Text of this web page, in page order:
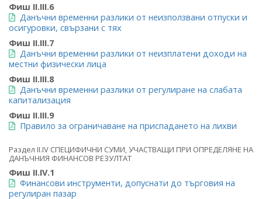
Фиш II.III.6
Данъчни временни разлики от неизползвани отпуски и
осигуровки, свързани с тях
Фиш II.III.7
Данъчни временни разлики от неизплатени доходи на
местни физически лица
Фиш II.III.8
Данъчни временни разлики от регулиране на слабата
капитализация
Фиш II.III.9
Правило за ограничаване на приспадането на лихви
Раздел II.IV СПЕЦИФИЧНИ СУМИ, УЧАСТВАЩИ ПРИ ОПРЕДЕЛЯНЕ НА
ДАНЪЧНИЯ ФИНАНСОВ РЕЗУЛТАТ
Фиш II.IV.1
Финансови инструменти, допуснати до търговия на
регулиран пазар